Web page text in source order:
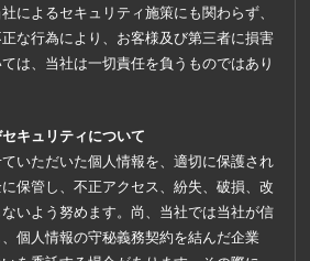
によるセキュリティ施策にも関わらず、
な行為により、お客様及び第三者に損害
は、当社は一切責任を負うものではあり
キュリティについて
いただいた個人情報を、適切に保護され
保管し、不正アクセス、紛失、破損、改
いよう努めます。尚、当社では当社が信
個人情報の守秘義務契約を結んだ企業